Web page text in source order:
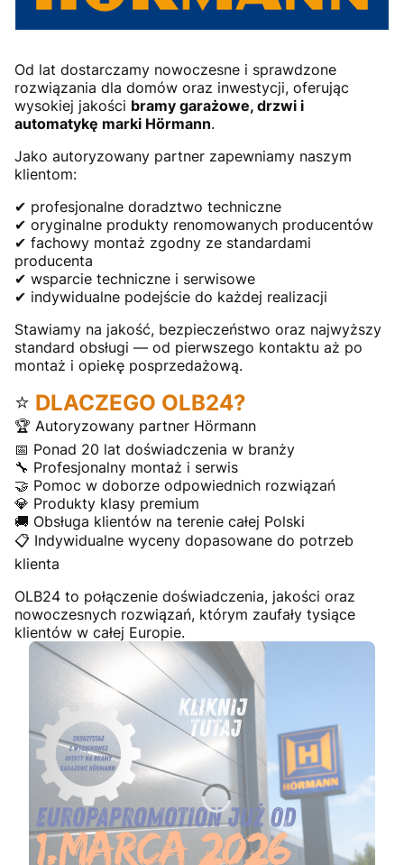
Od lat dostarczamy nowoczesne i sprawdzone
rozwiązania dla domów oraz inwestycji, oferując
wysokiej jakości bramy garażowe, drzwi i
automatykę marki Hörmann.
Jako autoryzowany partner zapewniamy naszym
klientom:
✔ profesjonalne doradztwo techniczne
✔ oryginalne produkty renomowanych producentów
✔ fachowy montaż zgodny ze standardami
producenta
✔ wsparcie techniczne i serwisowe
✔ indywidualne podejście do każdej realizacji
Stawiamy na jakość, bezpieczeństwo oraz najwyższy
standard obsługi — od pierwszego kontaktu aż po
montaż i opiekę posprzedażową.
⭐ DLACZEGO OLB24?
🏆 Autoryzowany partner Hörmann
📅 Ponad 20 lat doświadczenia w branży
🔧 Profesjonalny montaż i serwis
🤝 Pomoc w doborze odpowiednich rozwiązań
💎 Produkty klasy premium
🚚 Obsługa klientów na terenie całej Polski
📋 Indywidualne wyceny dopasowane do potrzeb
klienta
OLB24 to połączenie doświadczenia, jakości oraz
nowoczesnych rozwiązań, którym zaufały tysiące
klientów w całej Europie.